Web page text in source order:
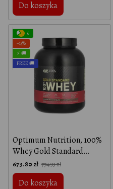
Do koszyka
6
−13%
⚡ 🚚
FREE 🚚
Optimum Nutrition, 100%
Whey Gold Standard
(Wielka Brytania), 2260 g,
mleczna czekolada
673.80 zł 774.93 zł
Do koszyka